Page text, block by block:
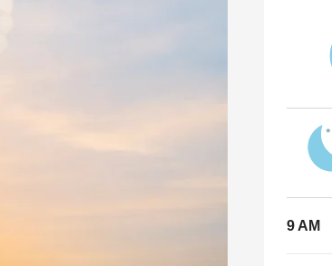
9 AM